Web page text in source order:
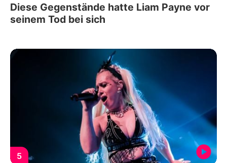
Diese Gegenstände hatte Liam Payne vor
seinem Tod bei sich
5